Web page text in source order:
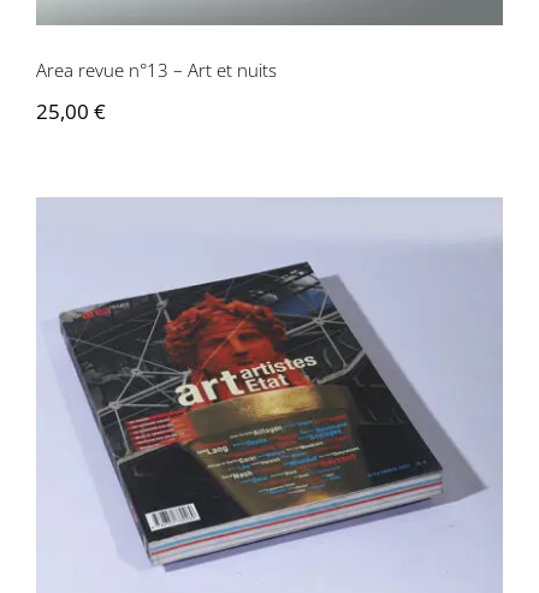
Area revue n°13 – Art et nuits
25,00 €
Area revue n°14 – Art, artistes, Etats